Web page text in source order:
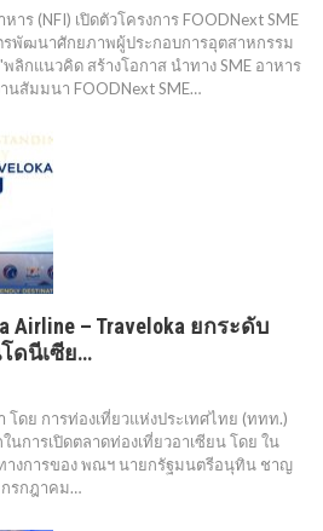
าร (NFI) เปิดตัวโครงการ FOODNext SME
รพัฒนาศักยภาพผู้ประกอบการอุตสาหกรรม
ลิกแนวคิด สร้างโอกาส นำทาง SME อาหาร
สัมมนา FOODNext SME…
Airline – Traveloka ยกระดับ
ดนีเซีย…
โดย การท่องเที่ยวแห่งประเทศไทย (ททท.)
นการเปิดตลาดท่องเที่ยวอาเซียน โดย ใน
างการของ พณฯ นายกรัฐมนตรีอนุทิน ชาญ
กรกฎาคม…